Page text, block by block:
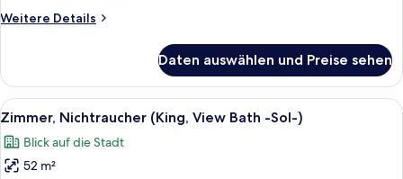
Luna-)
Weitere Details
Weitere
Nichtraucher
(King,
View
-
Luna-)
Daten auswählen und Preise sehen
Alle
Fotos
für
Zimmer,
Ein modernes Hotelzimmer mit
8
Zimmer, Nichtraucher (King, View Bath -Sol-)
Blick auf die Stadt
52 m²